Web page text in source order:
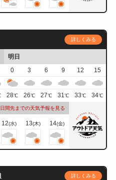
詳しくみる
明日
0 3 6 9 12
15
28℃ 26℃ 27℃ 31℃ 33℃ 34℃
間先までの天気予報を見る
12(水) 13(木) 14(金)
詳しくみる